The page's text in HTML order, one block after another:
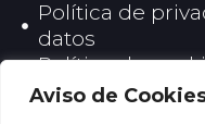
Aviso de
Política de
datos
Política de